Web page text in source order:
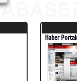
Haber Portalı